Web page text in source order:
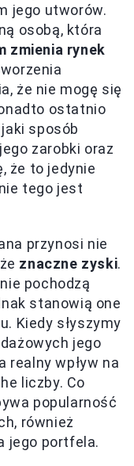
jego utworów.
osobą, która
zmienia rynek
że nie mogę się
ostatnio
sposób
zarobki oraz
że to jedynie
tego jest
przynosi nie
znaczne zyski.
pochodzą
stanowią one
Kiedy słyszymy
jego
realny wpływ na
liczby. Co
popularność
również
jego portfela.